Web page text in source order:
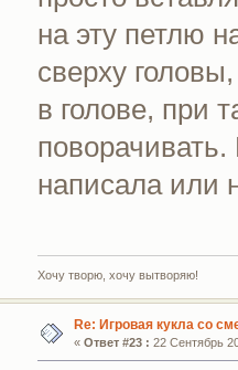
на эту петлю
сверху
в голове, при
поворачивать.
написала или
Хочу творю, хочу вытворяю!
Re: Игровая кукла со
« Ответ #23 : 22 Сентябрь